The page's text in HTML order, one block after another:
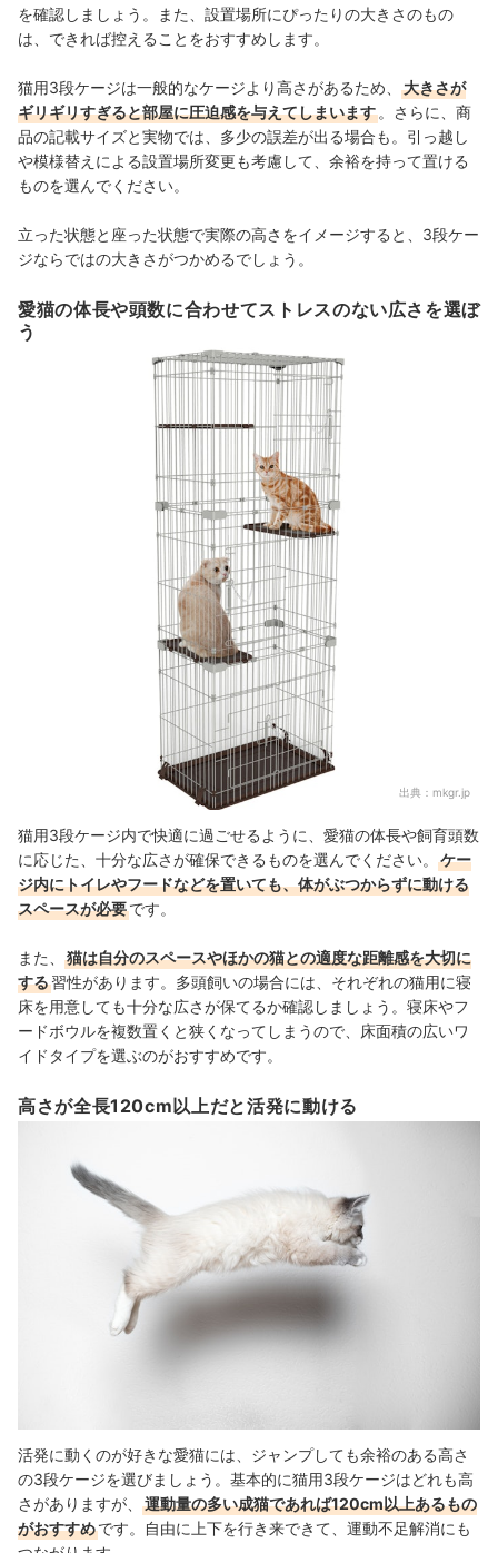
を確認しましょう。また、設置場所にぴったりの大きさのもの
は、できれば控えることをおすすめします。
猫用3段ケージは一般的なケージより高さがあるため、
大きさが
ギリギリすぎると部屋に圧迫感を与えてしまいます 。さらに、商
品の記載サイズと実物では、多少の誤差が出る場合も。引っ越し
や模様替えによる設置場所変更も考慮して、余裕を持って置ける
ものを選んでください。
立った状態と座った状態で実際の高さをイメージすると、3段ケー
ジならではの大きさがつかめるでしょう。
愛猫の体長や頭数に合わせてストレスのない広さを選ぼ
う
出典： mkgr.jp
猫用3段ケージ内で快適に過ごせるように、愛猫の体長や飼育頭数
に応じた、十分な広さが確保できるものを選んでください。
ケー
ジ内にトイレやフードなどを置いても、体がぶつからずに動ける
スペースが必要です。
また、
猫は自分のスペースやほかの猫との適度な距離感を大切に
する習性があります。多頭飼いの場合には、それぞれの猫用に寝
床を用意しても十分な広さが保てるか確認しましょう。寝床やフ
ードボウルを複数置くと狭くなってしまうので、床面積の広いワ
イドタイプを選ぶのがおすすめです。
高さが全長120cm以上だと活発に動ける
活発に動くのが好きな愛猫には、ジャンプしても余裕のある高さ
の3段ケージを選びましょう。基本的に猫用3段ケージはどれも高
さがありますが、
運動量の多い成猫であれば120cm以上あるもの
がおすすめです。自由に上下を行き来できて、運動不足解消にも